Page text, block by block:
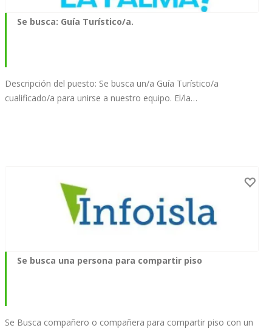
Se busca: Guía Turístico/a.
Descripción del puesto: Se busca un/a Guía Turístico/a
cualificado/a para unirse a nuestro equipo. El/la…
Se busca una persona para compartir piso
Se Busca compañero o compañera para compartir piso con un